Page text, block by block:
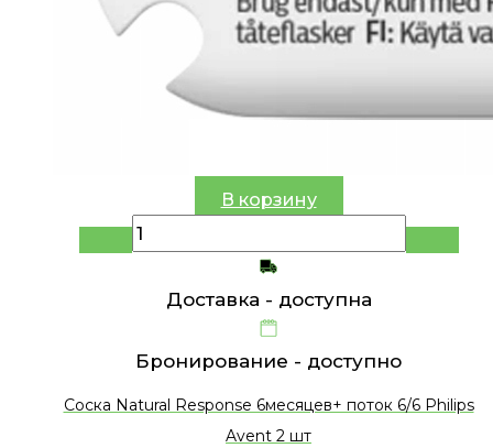
В корзину
Доставка - доступна
Бронирование - доступно
Соска Natural Response 6месяцев+ поток 6/6 Philips
Avent 2 шт